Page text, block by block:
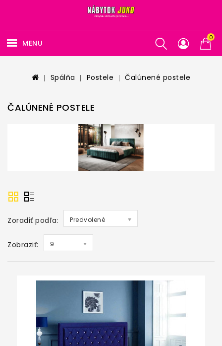
0
MENU
Spálňa Postele Čalúnené postele
ČALÚNENÉ POSTELE
Zoradiť podľa: Predvolené
Zobraziť: 9